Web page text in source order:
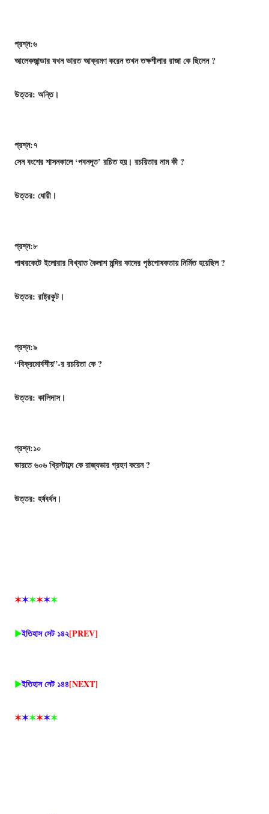
প্রশ্ন:৬
আলেকজান্ডার যখন ভারত আক্রমণ করেন তখন তক্ষশীলার রাজা কে ছিলেন ?
উত্তর: অন্তি।
প্রশ্ন:৭
সেন বংশের শাসনকালে ‘পবনদূত’ রচিত হয়। রচয়িতার নাম কী ?
উত্তর: ধোয়ী।
প্রশ্ন:৮
পাথরকেটে ইলোরার বিখ্যাত কৈলাশ মন্দির কাদের পৃষ্ঠপোষকতায় নির্মিত হয়েছিল ?
উত্তর: রাষ্ট্রকূট।
প্রশ্ন:৯
“বিক্রমোর্বশীয়”-র রচয়িতা কে ?
উত্তর: কালিদাস।
প্রশ্ন:১০
ভারতে ৬০৬ খ্রিস্টাব্দে কে রাজ্যভার গ্রহণ করেন ?
উত্তর: হর্ষবর্ধন।
✶✶✶✶✶✶
▶ইতিহাস সেট ১৪২[PREV]
▶ইতিহাস সেট ১৪৪[NEXT]
✶✶✶✶✶✶